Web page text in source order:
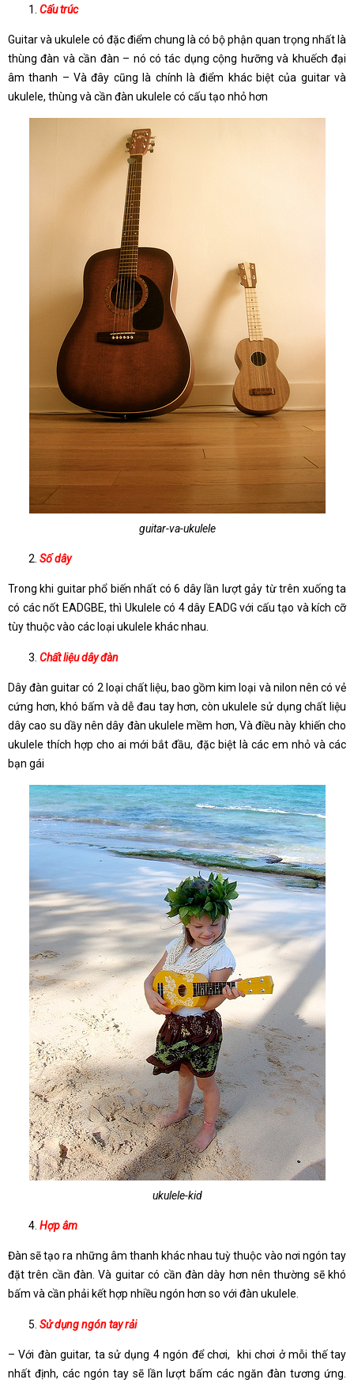
Cấu trúc
Guitar và ukulele có đặc điểm chung là có bộ phận quan trọng nhất là
thùng đàn và cần đàn – nó có tác dụng cộng hưỡng và khuếch đại
âm thanh – Và đây cũng là chính là điểm khác biệt của guitar và
ukulele, thùng và cần đàn ukulele có cấu tạo nhỏ hơn
guitar-va-ukulele
Số dây
Trong khi guitar phổ biến nhất có 6 dây lần lượt gảy từ trên xuống ta
có các nốt EADGBE, thì Ukulele có 4 dây EADG với cấu tạo và kích cỡ
tùy thuộc vào các loại ukulele khác nhau.
Chất liệu dây đàn
Dây đàn guitar có 2 loại chất liệu, bao gồm kim loại và nilon nên có vẻ
cứng hơn, khó bấm và dễ đau tay hơn, còn ukulele sử dụng chất liệu
dây cao su dầy nên dây đàn ukulele mềm hơn, Và điều này khiến cho
ukulele thích hợp cho ai mới bắt đầu, đặc biệt là các em nhỏ và các
bạn gái
ukulele-kid
Hợp âm
Đàn sẽ tạo ra những âm thanh khác nhau tuỳ thuộc vào nơi ngón tay
đặt trên cần đàn. Và guitar có cần đàn dày hơn nên thường sẽ khó
bấm và cần phải kết hợp nhiều ngón hơn so với đàn ukulele.
Sử dụng ngón tay rải
– Với đàn guitar, ta sử dụng 4 ngón để chơi, khi chơi ở mỗi thế tay
nhất định, các ngón tay sẽ lần lượt bấm các ngăn đàn tương ứng.